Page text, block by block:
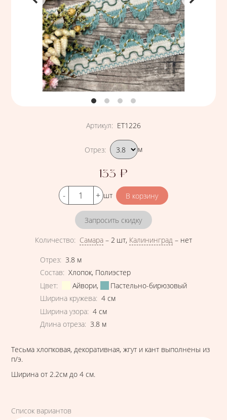
Артикул: ЕТ1226
Подобрать вариант
Отрез: м
Цена
133 ₽
Кол-во шт
Запросить скидку
Количество: Самара –2 шт, Калининград – нет
Характеристики
Отрез: 3.8 м
Состав: Хлопок, Полиэстер
Цвет: Айвори,
Пастельно-бирюзовый
Ширина кружева: 4 см
Ширина узора: 4 см
Длина отреза: 3.8 м
Тесьма хлопковая, декоративная, жгут и кант выполнены из
п/э.
Ширина от 2.2см до 4 см.
Список вариантов